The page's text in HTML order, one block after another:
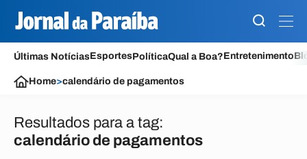
Últimas NotíciasEsportesPolíticaQual a Boa?Entretenimento
Home>calendário de pagamentos
Resultados para a tag:
calendário de pagamentos